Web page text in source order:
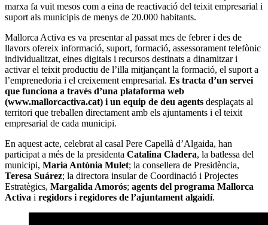
marxa fa vuit mesos com a eina de reactivació del teixit empresarial i
suport als municipis de menys de 20.000 habitants.
Mallorca Activa es va presentar al passat mes de febrer i des de
llavors ofereix informació, suport, formació, assessorament telefònic
individualitzat, eines digitals i recursos destinats a dinamitzar i
activar el teixit productiu de l’illa mitjançant la formació, el suport a
l’emprenedoria i el creixement empresarial. Es tracta d’un servei
que funciona a través d’una plataforma web
(www.mallorcactiva.cat) i un equip de deu agents desplaçats al
territori que treballen directament amb els ajuntaments i el teixit
empresarial de cada municipi.
En aquest acte, celebrat al casal Pere Capellà d’Algaida, han
participat a més de la presidenta Catalina Cladera, la batlessa del
municipi, Maria Antònia Mulet; la consellera de Presidència,
Teresa Suárez; la directora insular de Coordinació i Projectes
Estratègics, Margalida Amorós; agents del programa Mallorca
Activa i regidors i regidores de l’ajuntament algaidí.